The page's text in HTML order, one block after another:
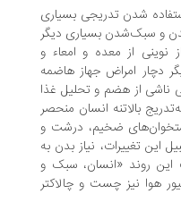
شدن تدریجی بسیاری
بسیاری دیگر
معده و امعاء و
جهاز هاضمه
هضم و تحلیل غذا
انسان منحصر
ضخیم، درشت و
نیاز بدن به
«انسان، سبک و
نیز چست و چالاکتر